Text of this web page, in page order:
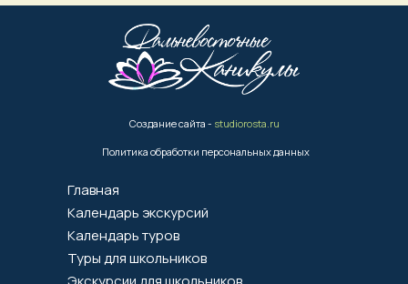
Политика обработки персональных данных
Создание сайта - studiorosta.ru
Главная
Календарь экскурсий
Календарь туров
Туры для школьников